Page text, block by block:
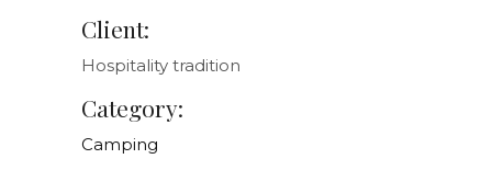
Client:
Hospitality tradition
Category:
Camping